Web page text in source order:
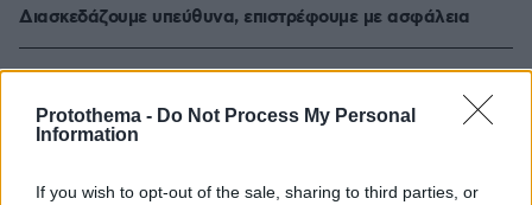
Protothema - Do Not Process My Personal
Information
If you wish to opt-out of the sale, sharing to third parties, or
Διασκεδάζουμε υπεύθυνα, επιστρέφουμε με ασφάλεια
ΣΧΟΛΙΑ(1)
ΠΡΟΣΘΗΚΗ ΣΧΟΛΙΟΥ
28.03.2021, 01:10